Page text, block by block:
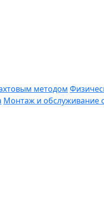
методом
Монтаж и обслуживание